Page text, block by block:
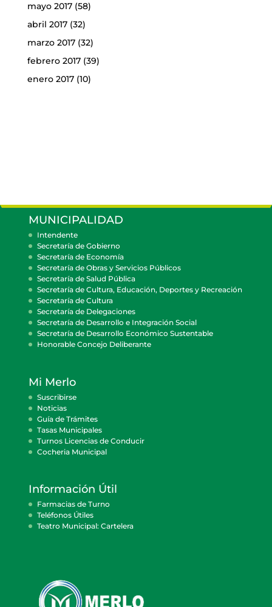
mayo 2017(58)
abril 2017(32)
marzo 2017(32)
febrero 2017(39)
enero 2017(10)
MUNICIPALIDAD
Intendente
Secretaría de Gobierno
Secretaría de Economía
Secretaría de Obras y Servicios Públicos
Secretaría de Salud Pública
Secretaría de Cultura, Educación, Deportes y Recreación
Secretaría de Cultura
Secretaría de Delegaciones
Secretaría de Desarrollo e Integración Social
Secretaría de Desarrollo Económico Sustentable
Honorable Concejo Deliberante
Mi Merlo
Suscribirse
Noticias
Guía de Trámites
Tasas Municipales
Turnos Licencias de Conducir
Cocheria Municipal
Información Útil
Farmacias de Turno
Teléfonos Útiles
Teatro Municipal: Cartelera